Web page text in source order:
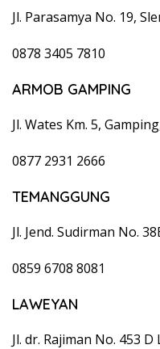
Jl. Parasamya No. 19,
0878 3405 7810
ARMOB GAMPING
Jl. Wates Km. 5,
0877 2931 2666
TEMANGGUNG
Jl. Jend. Sudirman No.
0859 6708 8081
LAWEYAN
Jl. dr. Rajiman No. 453 D